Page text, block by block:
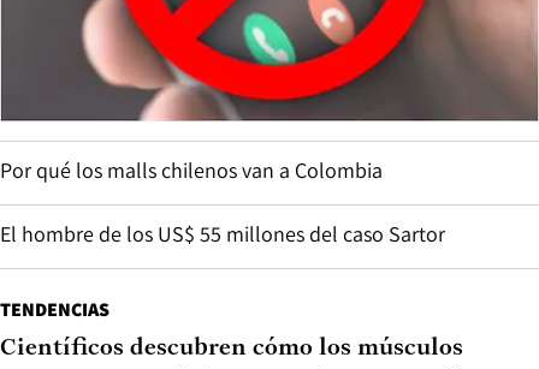
Por qué los malls chilenos van a Colombia
El hombre de los US$ 55 millones del caso Sartor
TENDENCIAS
Científicos descubren cómo los músculos